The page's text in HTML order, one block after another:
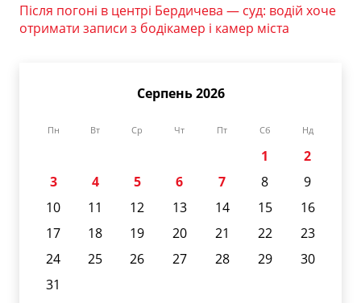
Після погоні в центрі Бердичева — суд: водій хоче
отримати записи з бодікамер і камер міста
Серпень 2026
Пн Вт Ср Чт Пт Сб Нд
1
2
3
4 5 6 7 8
9
10
11 12 13 14 15
16
17
18 19 20 21 22
23
24
25 26 27 28 29
30
31